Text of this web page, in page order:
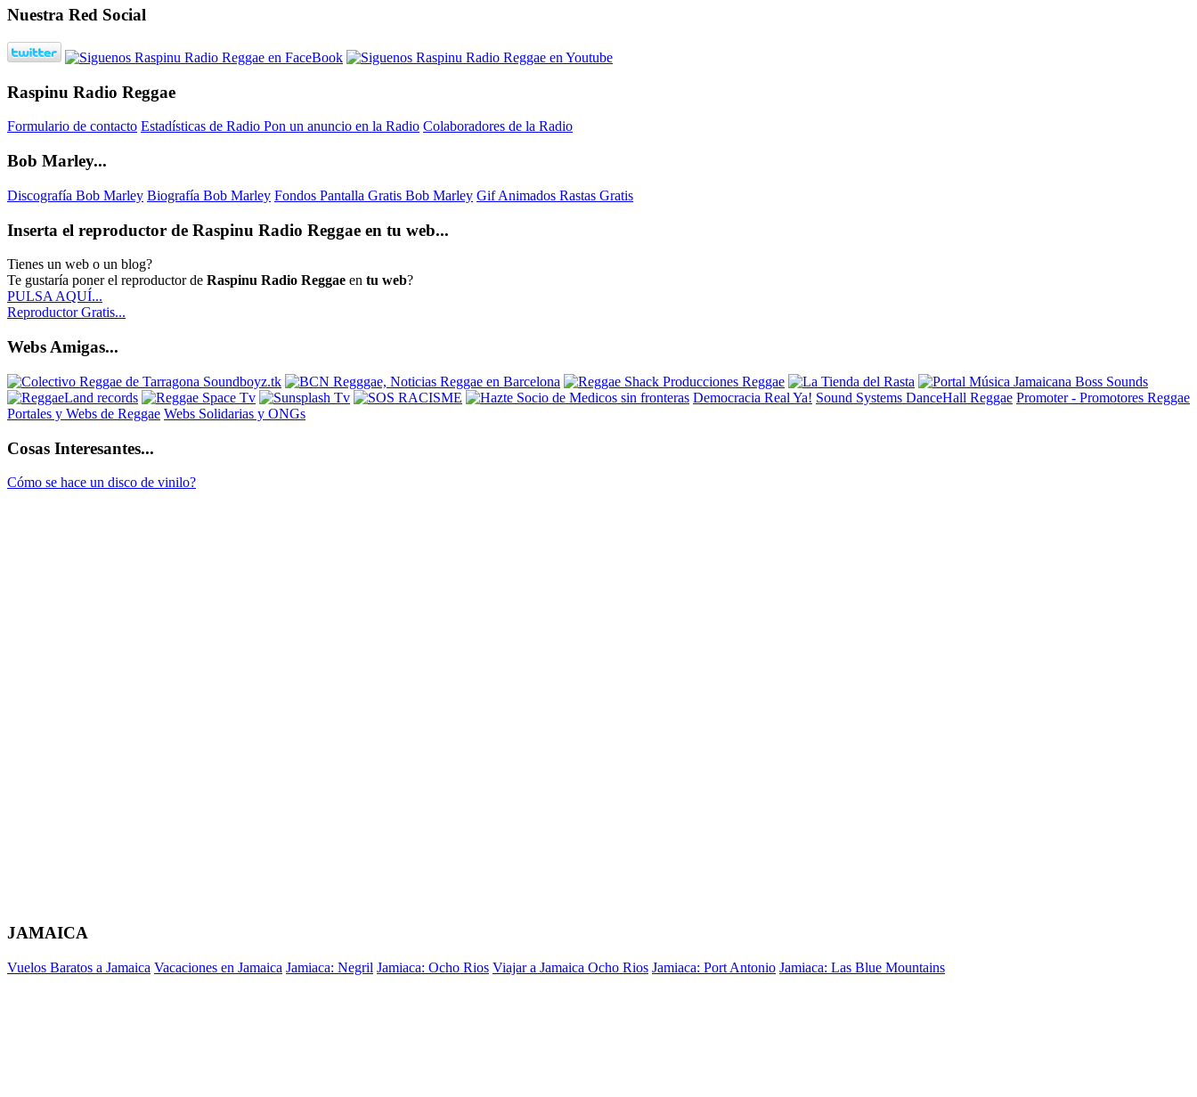
Nuestra Red Social
Raspinu Radio Reggae
Formulario de contacto Estadísticas de Radio Pon un anuncio en la Radio Colaboradores de la Radio
Bob Marley...
Discografía Bob Marley Biografía Bob Marley Fondos Pantalla Gratis Bob Marley Gif Animados Rastas Gratis
Inserta el reproductor de Raspinu Radio Reggae en tu web...
Tienes un web o un blog?
Te gustaría poner el reproductor de Raspinu Radio Reggae en tu web?
PULSA AQUÍ...
Reproductor Gratis...
Webs Amigas...
Democracia Real Ya! Sound Systems DanceHall Reggae Promoter - Promotores Reggae
Portales y Webs de Reggae Webs Solidarias y ONGs
Cosas Interesantes...
Cómo se hace un disco de vinilo?
JAMAICA
Vuelos Baratos a Jamaica Vacaciones en Jamaica Jamiaca: Negril Jamiaca: Ocho Rios Viajar a Jamaica Ocho Rios Jamiaca: Port Antonio Jamiaca: Las Blue Mountains